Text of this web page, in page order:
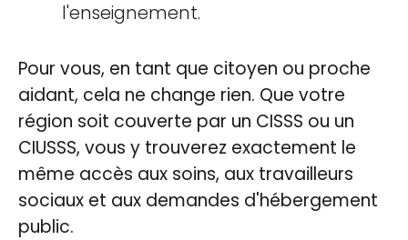
l'enseignement.
Pour vous, en tant que citoyen ou proche
aidant, cela ne change rien. Que votre
région soit couverte par un CISSS ou un
CIUSSS, vous y trouverez exactement le
même accès aux soins, aux travailleurs
sociaux et aux demandes d'hébergement
public.